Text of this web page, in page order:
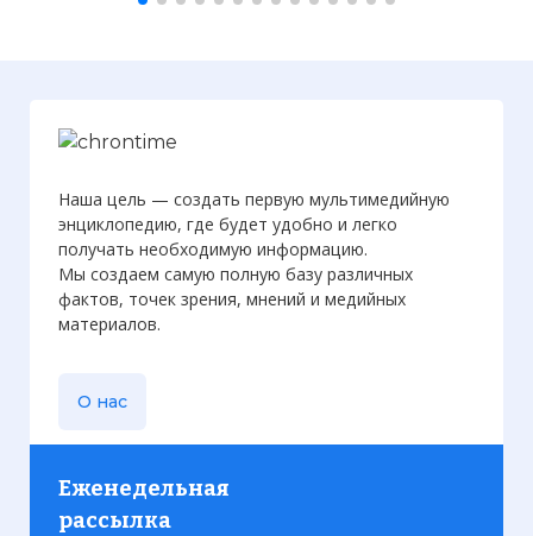
☓
Наша цель — создать первую мультимедийную
энциклопедию, где будет удобно и легко
получать необходимую информацию.
Мы создаем самую полную базу различных
фактов, точек зрения, мнений и медийных
материалов.
О нас
Еженедельная
рассылка